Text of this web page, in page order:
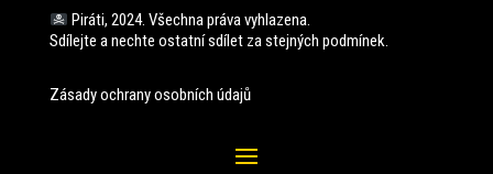
Piráti, 2024. Všechna práva vyhlazena.
Sdílejte a nechte ostatní sdílet za stejných podmínek.
Zásady ochrany osobních údajů